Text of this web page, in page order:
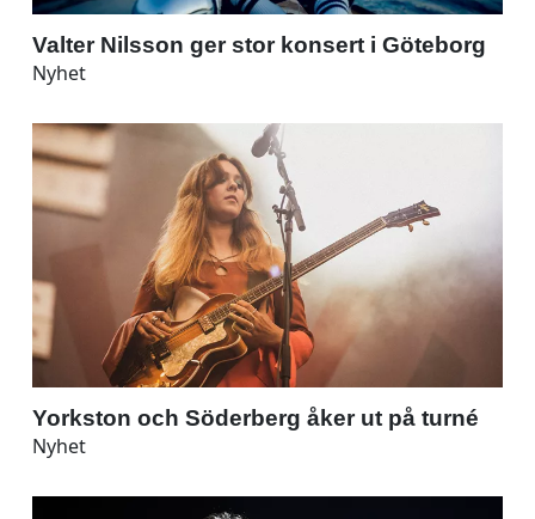
Valter Nilsson ger stor konsert i Göteborg
Nyhet
Yorkston och Söderberg åker ut på turné
Nyhet